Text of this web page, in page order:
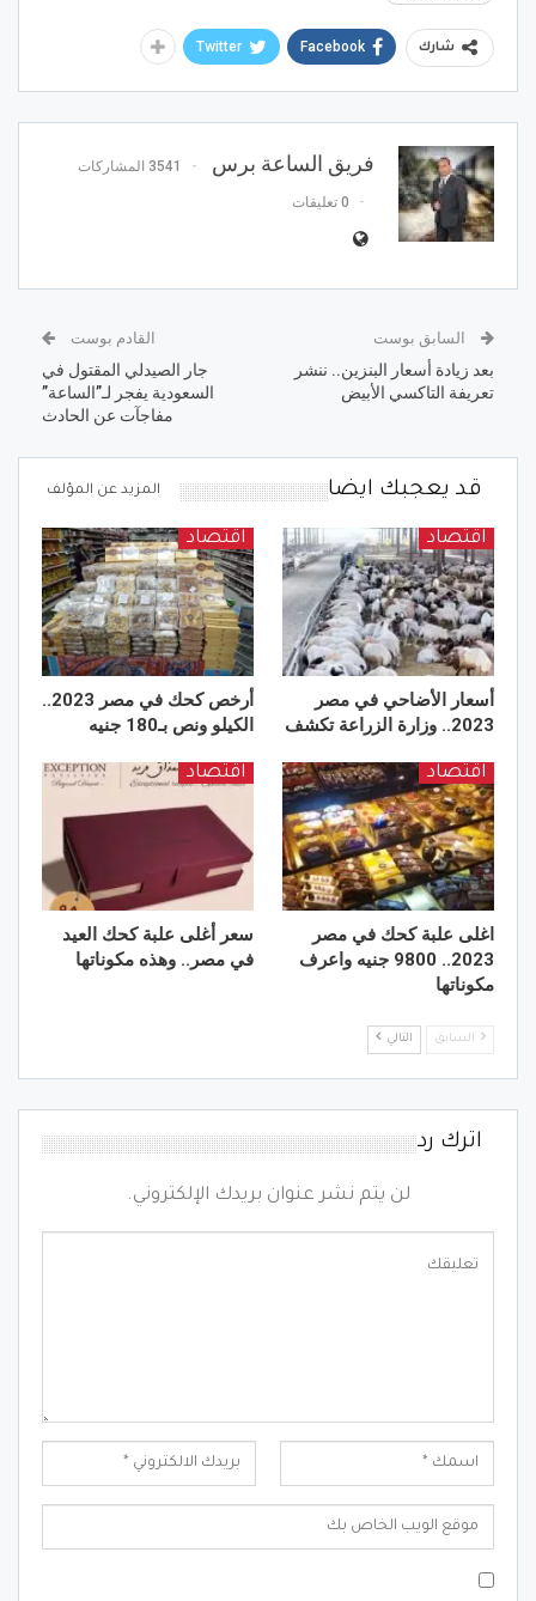
شارك Facebook
Twitter
فريق الساعة برس 3541 المشاركات
0 تعليقات
السابق بوست
بعد زيادة أسعار البنزين.. ننشر
تعريفة التاكسي الأبيض
القادم بوست
جار الصيدلي المقتول في
السعودية يفجر لـ”الساعة”
مفاجآت عن الحادث
قد يعجبك ايضا المزيد عن المؤلف
اقتصاد
أسعار الأضاحي في مصر
2023.. وزارة الزراعة تكشف
اقتصاد
أرخص كحك في مصر 2023..
الكيلو ونص بـ180 جنيه
اقتصاد
اغلى علبة كحك في مصر
2023.. 9800 جنيه واعرف
مكوناتها
اقتصاد
سعر أغلى علبة كحك العيد
في مصر.. وهذه مكوناتها
السابق التالي
اترك رد
لن يتم نشر عنوان بريدك الإلكتروني.